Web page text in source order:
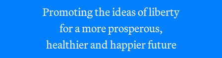
Promoting the ideas of liberty
for a more prosperous,
healthier and happier future